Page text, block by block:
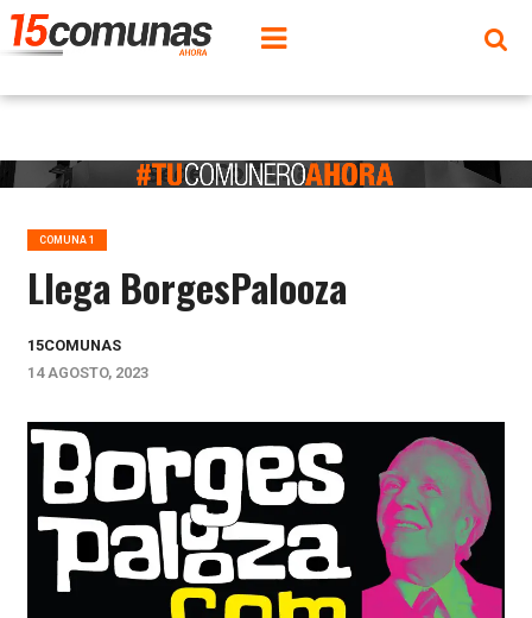
COMUNA 1
Llega BorgesPalooza
15COMUNAS
14 AGOSTO, 2023